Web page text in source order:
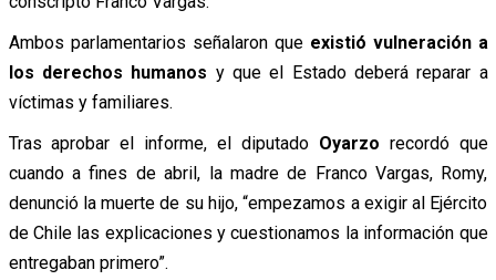
Ambos parlamentarios señalaron que existió vulneración a
los derechos humanos y que el Estado deberá reparar a
víctimas y familiares.
Tras aprobar el informe, el diputado Oyarzo recordó que
cuando a fines de abril, la madre de Franco Vargas, Romy,
denunció la muerte de su hijo, “empezamos a exigir al Ejército
de Chile las explicaciones y cuestionamos la información que
entregaban primero”.